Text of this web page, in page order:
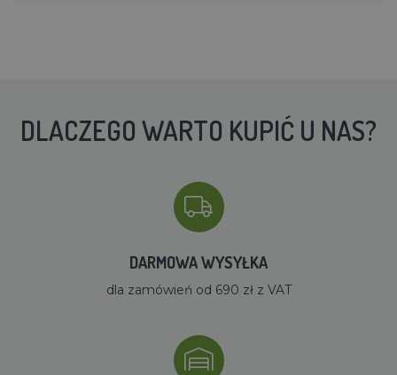
DLACZEGO WARTO KUPIĆ U NAS?
DARMOWA WYSYŁKA
dla zamówień od 690 zł z VAT